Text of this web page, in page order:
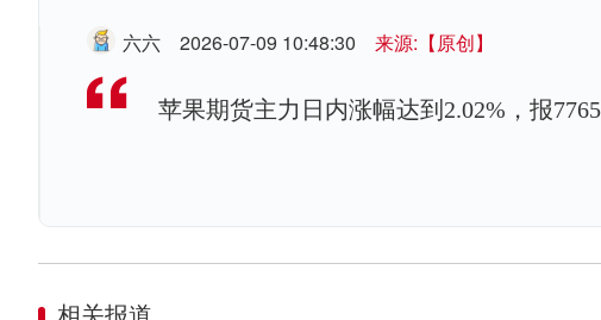
六六 2026-07-09 10:48:30 来源:【原创】
苹果期货主力日内涨幅达到2.02%，报